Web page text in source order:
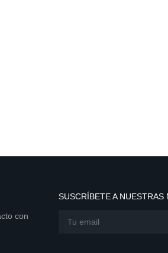
con
SUSCRÍBETE A NUESTRAS